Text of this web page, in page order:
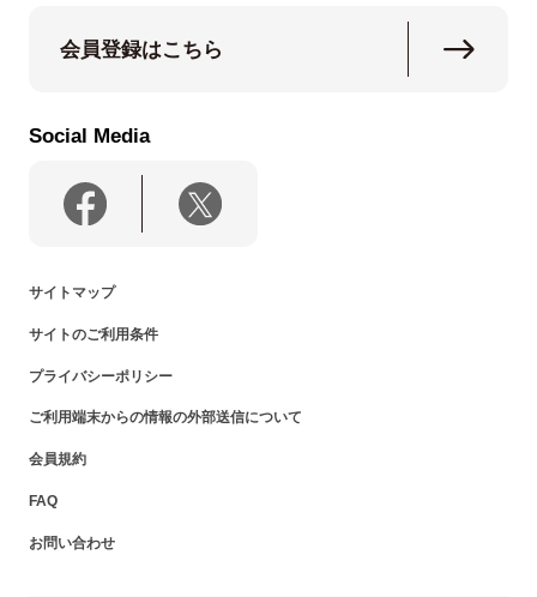
会員登録はこちら
Social Media
サイトマップ
サイトのご利用条件
プライバシーポリシー
ご利用端末からの情報の外部送信について
会員規約
FAQ
お問い合わせ